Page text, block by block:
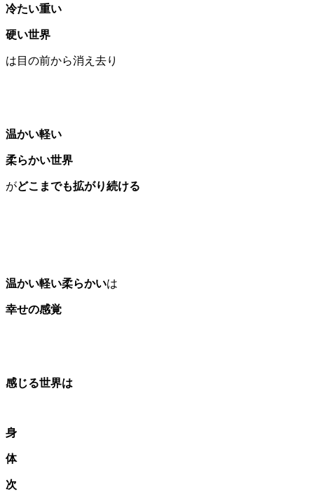
冷たい重い
硬い世界
は目の前から消え去り
温かい軽い
柔らかい世界
がどこまでも拡がり続ける
温かい軽い柔らかいは
幸せの感覚
感じる世界は
身
体
次